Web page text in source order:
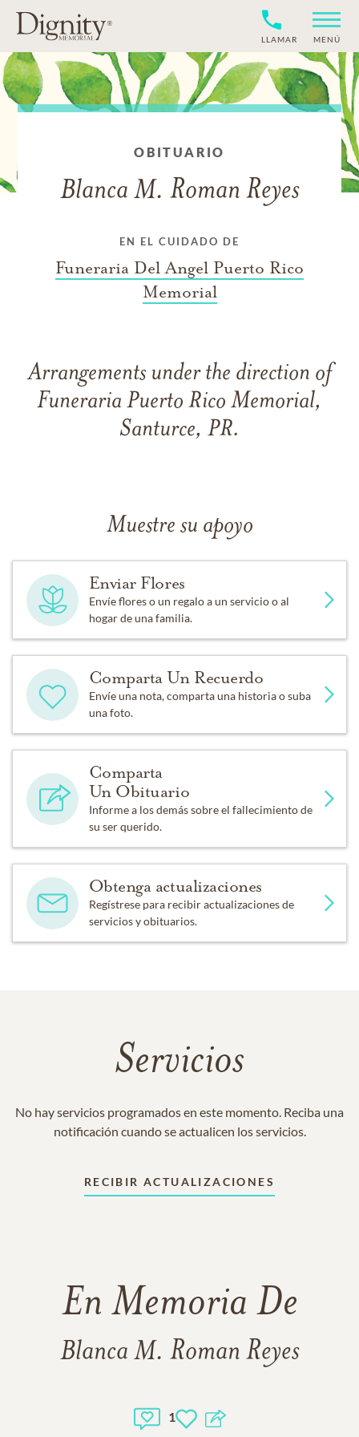
LLAMAR MENÚ
OBITUARIO
Blanca M. Roman Reyes
EN EL CUIDADO DE
Funeraria Del Angel Puerto Rico
Memorial
Arrangements under the direction of
Funeraria Puerto Rico Memorial,
Santurce, PR.
Muestre su apoyo
Enviar Flores
Envíe flores o un regalo a un servicio o al
hogar de una familia.
Comparta Un Recuerdo
Envíe una nota, comparta una historia o suba
una foto.
Comparta
Un Obituario
Informe a los demás sobre el fallecimiento de
su ser querido.
Obtenga actualizaciones
Regístrese para recibir actualizaciones de
servicios y obituarios.
Servicios
No hay servicios programados en este momento. Reciba una
notificación cuando se actualicen los servicios.
RECIBIR ACTUALIZACIONES
En Memoria De
Blanca M. Roman Reyes
1